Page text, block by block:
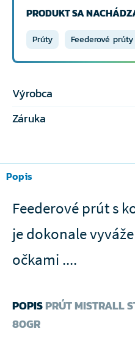
PRODUKT SA
Prúty Feederové
Výrobca
Záruka
Popis
Feederové prút s
je dokonale
očkami ....
POPISPRÚT MISTRALL
80GR